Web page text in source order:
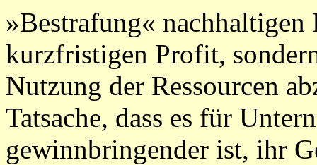
»Bestrafung«
kurzfristigen Profit,
Nutzung der Ressourcen
Tatsache, dass es für
gewinnbringender ist, ihr